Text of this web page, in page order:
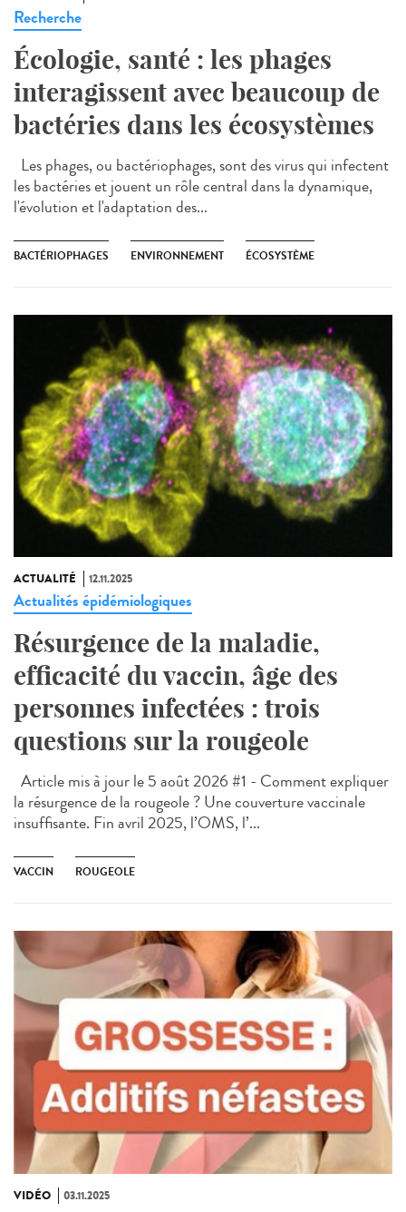
Recherche
Écologie, santé : les phages
interagissent avec beaucoup de
bactéries dans les écosystèmes
Les phages, ou bactériophages, sont des virus qui infectent
les bactéries et jouent un rôle central dans la dynamique,
l'évolution et l'adaptation des...
BACTÉRIOPHAGES ENVIRONNEMENT ÉCOSYSTÈME
ACTUALITÉ 12.11.2025
Actualités épidémiologiques
Résurgence de la maladie,
efficacité du vaccin, âge des
personnes infectées : trois
questions sur la rougeole
Article mis à jour le 5 août 2026 #1 - Comment expliquer
la résurgence de la rougeole ? Une couverture vaccinale
insuffisante. Fin avril 2025, l’OMS, l’...
VACCIN ROUGEOLE
VIDÉO 03.11.2025